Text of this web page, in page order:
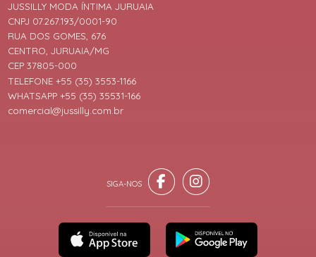
JUSSILLY MODA ÍNTIMA JURUAIA
CNPJ 07.267.193/0001-90
RUA DOS GOMES, 676
CENTRO, JURUAIA/MG
CEP 37805-000
TELEFONE +55 (35) 3553-1166
WHATSAPP +55 (35) 35531-166
comercial@jussilly.com.br